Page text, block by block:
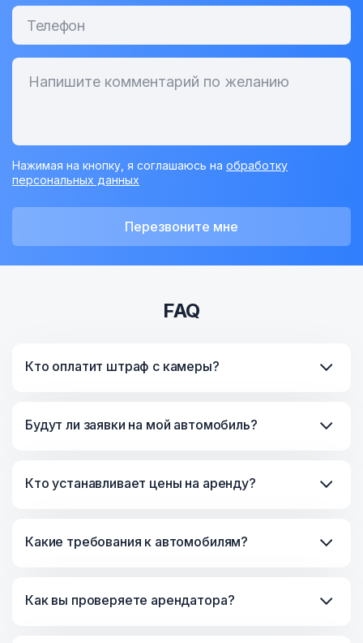
Нажимая на кнопку, я соглашаюсь на обработку
персональных данных
Перезвоните мне
FAQ
Кто оплатит штраф с камеры?
Будут ли заявки на мой автомобиль?
Кто устанавливает цены на аренду?
Какие требования к автомобилям?
Как вы проверяете арендатора?